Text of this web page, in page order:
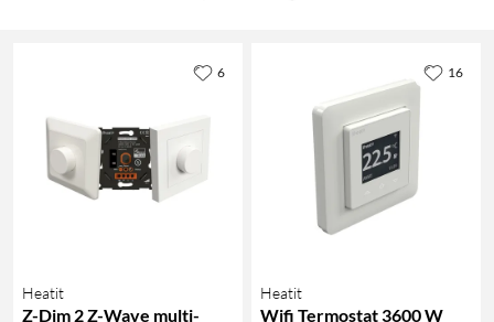
Heatit
Z-Dim 2 Z-Wave multi-
6
Heatit
Wifi Termostat 3600 W
16